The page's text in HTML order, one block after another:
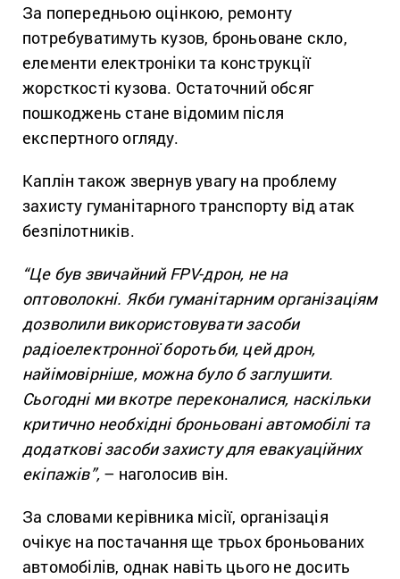
За попередньою оцінкою, ремонту
потребуватимуть кузов, броньоване скло,
елементи електроніки та конструкції
жорсткості кузова. Остаточний обсяг
пошкоджень стане відомим після
експертного огляду.
Каплін також звернув увагу на проблему
захисту гуманітарного транспорту від атак
безпілотників.
“Це був звичайний FPV-дрон, не на
оптоволокні. Якби гуманітарним організаціям
дозволили використовувати засоби
радіоелектронної боротьби, цей дрон,
найімовірніше, можна було б заглушити.
Сьогодні ми вкотре переконалися, наскільки
критично необхідні броньовані автомобілі та
додаткові засоби захисту для евакуаційних
екіпажів”, – наголосив він.
За словами керівника місії, організація
очікує на постачання ще трьох броньованих
автомобілів, однак навіть цього не досить